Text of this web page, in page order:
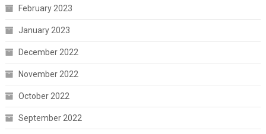
February 2023
January 2023
December 2022
November 2022
October 2022
September 2022